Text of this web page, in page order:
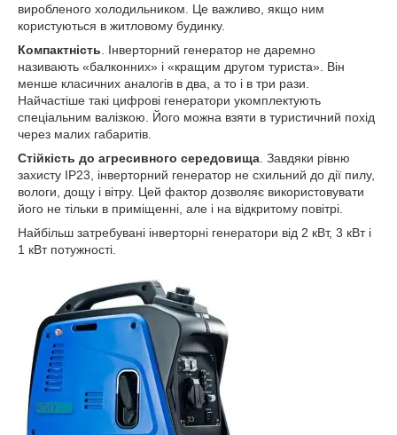
виробленого холодильником. Це важливо, якщо ним
користуються в житловому будинку.
Компактність . Інверторний генератор не даремно
називають «балконних» і «кращим другом туриста». Він
менше класичних аналогів в два, а то і в три рази.
Найчастіше такі цифрові генератори укомплектують
спеціальним валізкою. Його можна взяти в туристичний похід
через малих габаритів.
Стійкість до агресивного середовища . Завдяки рівню
захисту IP23, інверторний генератор не схильний до дії пилу,
вологи, дощу і вітру. Цей фактор дозволяє використовувати
його не тільки в приміщенні, але і на відкритому повітрі.
Найбільш затребувані інверторні генератори від 2 кВт, 3 кВт і
1 кВт потужності.